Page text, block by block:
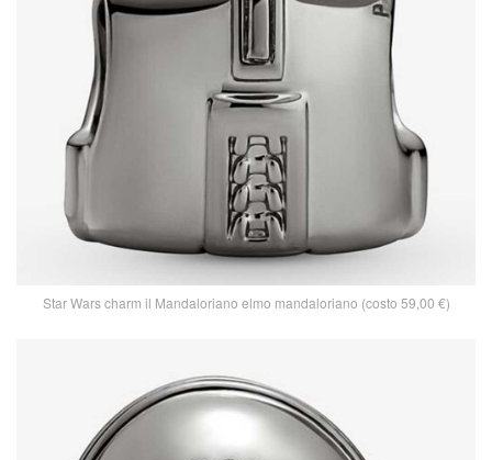
Star Wars charm il Mandaloriano elmo mandaloriano (costo 59,00 €)